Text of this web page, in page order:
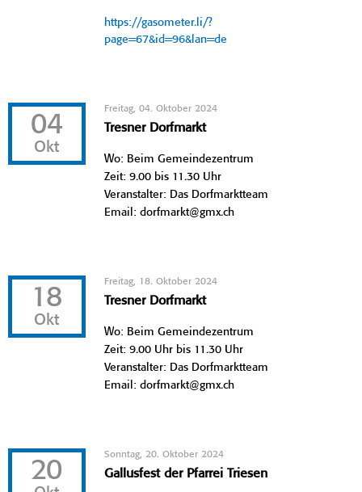
https://gasometer.li/?
page=67&id=96&lan=de
04
Okt
Freitag, 04. Oktober 2024
Tresner Dorfmarkt
Wo: Beim Gemeindezentrum
Zeit: 9.00 bis 11.30 Uhr
Veranstalter: Das Dorfmarktteam
Email: dorfmarkt@gmx.ch
18
Okt
Freitag, 18. Oktober 2024
Tresner Dorfmarkt
Wo: Beim Gemeindezentrum
Zeit: 9.00 Uhr bis 11.30 Uhr
Veranstalter: Das Dorfmarktteam
Email: dorfmarkt@gmx.ch
20
Sonntag, 20. Oktober 2024
Gallusfest der Pfarrei Triesen